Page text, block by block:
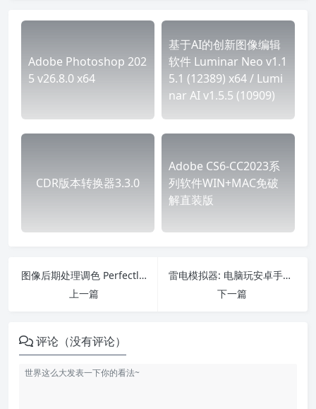
Adobe Photoshop 202
5 v26.8.0 x64
基于AI的创新图像编辑
软件 Luminar Neo v1.1
5.1 (12389) x64 / Lumi
nar AI v1.5.5 (10909)
CDR版本转换器3.3.0
Adobe CS6-CC2023系
列软件WIN+MAC免破
解直装版
图像后期处理调色 Perfectly Clear WorkBench v4.4.0.2473 x64
上一篇
雷电模拟器: 电脑玩安卓手游神器 v9.0.41.0 / v5.0.51.0 / v3.122
下一篇
评论（没有评论）